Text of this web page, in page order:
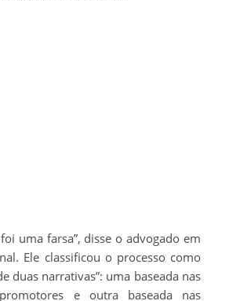
uma farsa”, disse o advogado em
Ele classificou o processo como
duas narrativas”: uma baseada nas
e outra baseada nas